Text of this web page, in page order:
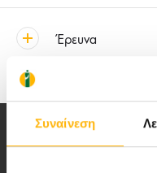
Συναίνεση
Έρευνα